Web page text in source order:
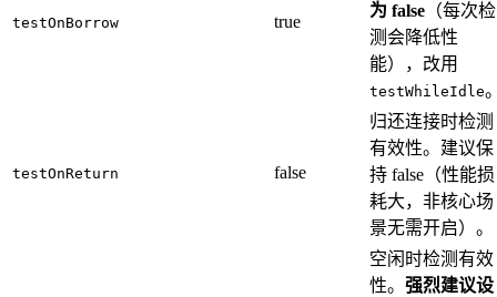
testOnBorrow true
为 false （每次检
测会降低性
能），改用
testWhileIdle
testOnReturn false
归还连接时检测
有效性。建议保
持 false（性能损
耗大，非核心场
景无需开启）。
空闲时检测有效
性。 强烈建议设